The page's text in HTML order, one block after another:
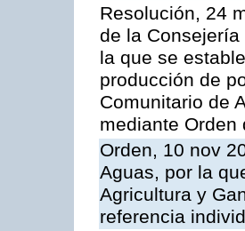
Resolución, 24
de la
la que se
producción de
Comunitario de
mediante Orden
Orden, 10 nov
Aguas, por la
Agricultura y
referencia